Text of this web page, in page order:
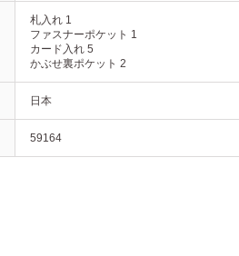
札入れ 1
ファスナーポケット 1
カード入れ 5
かぶせ裏ポケット 2
日本
59164